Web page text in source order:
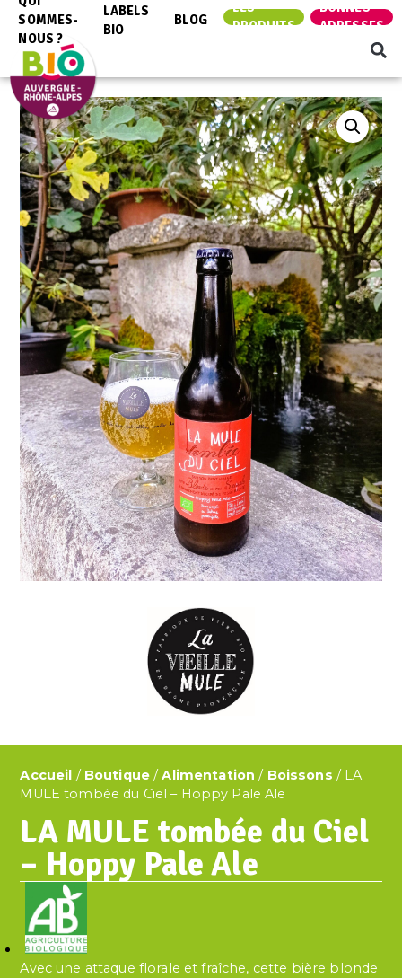
SOMMES-
NOUS ?
LABELS
BIO
BLOG
LES
PRODUITS
BONNES
ADRESSES
Accueil / Boutique /Alimentation / Boissons / LA
MULE tombée du Ciel – Hoppy Pale Ale
LA MULE tombée du Ciel
– Hoppy Pale Ale
Avec une attaque florale et fraîche, cette bière blonde